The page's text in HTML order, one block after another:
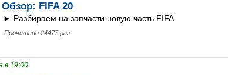
Обзор: FIFA 20
► Разбираем на запчасти новую часть FIFA.
Прочитано 24477 раз
в 19:00